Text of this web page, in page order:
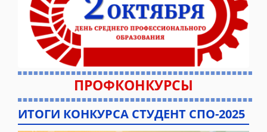
ПРОФКОНКУРСЫ
ИТОГИ КОНКУРСА СТУДЕНТ СПО-2025